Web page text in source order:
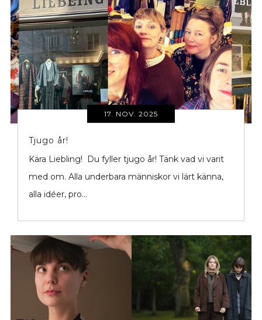
17. NOV. 2025
Tjugo år!
Kära Liebling! Du fyller tjugo år! Tänk vad vi varit
med om. Alla underbara människor vi lärt känna,
alla idéer, pro...